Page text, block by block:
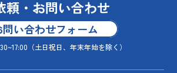
頼・お問い合わせ
問い合わせフォーム
（土日祝日、年末年始を除く）